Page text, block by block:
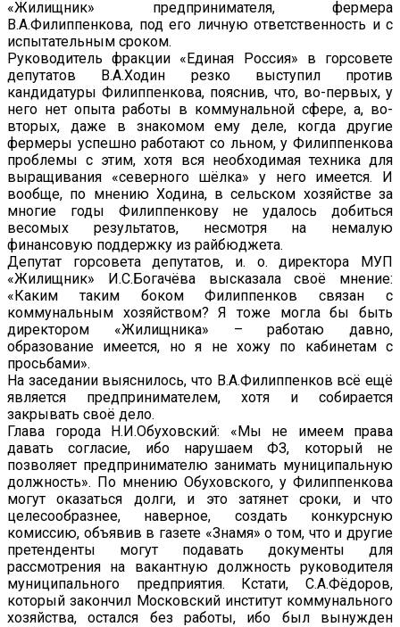
«Жилищник» предпринимателя, фермера
В.А.Филиппенкова, под его личную ответственность и с
испытательным сроком.
Руководитель фракции «Единая Россия» в горсовете
депутатов В.А.Ходин резко выступил против
кандидатуры Филиппенкова, пояснив, что, во-первых, у
него нет опыта работы в коммунальной сфере, а, во-
вторых, даже в знакомом ему деле, когда другие
фермеры успешно работают со льном, у Филиппенкова
проблемы с этим, хотя вся необходимая техника для
выращивания «северного шёлка» у него имеется. И
вообще, по мнению Ходина, в сельском хозяйстве за
многие годы Филиппенкову не удалось добиться
весомых результатов, несмотря на немалую
финансовую поддержку из райбюджета.
Депутат горсовета депутатов, и. о. директора МУП
«Жилищник» И.С.Богачёва высказала своё мнение:
«Каким таким боком Филиппенков связан с
коммунальным хозяйством? Я тоже могла бы быть
директором «Жилищника» – работаю давно,
образование имеется, но я не хожу по кабинетам с
просьбами».
На заседании выяснилось, что В.А.Филиппенков всё ещё
является предпринимателем, хотя и собирается
закрывать своё дело.
Глава города Н.И.Обуховский: «Мы не имеем права
давать согласие, ибо нарушаем ФЗ, который не
позволяет предпринимателю занимать муниципальную
должность». По мнению Обуховского, у Филиппенкова
могут оказаться долги, и это затянет сроки, и что
целесообразнее, наверное, создать конкурсную
комиссию, объявив в газете «Знамя» о том, что и другие
претенденты могут подавать документы для
рассмотрения на вакантную должность руководителя
муниципального предприятия. Кстати, С.А.Фёдоров,
который закончил Московский институт коммунального
хозяйства, остался без работы, ибо был вынужден